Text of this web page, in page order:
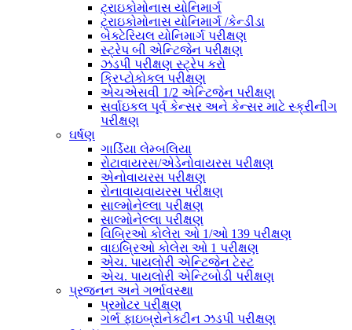
ટ્રાઇકોમોનાસ યોનિમાર્ગ
ટ્રાઇકોમોનાસ યોનિમાર્ગ /કેન્ડીડા
બેક્ટેરિયલ યોનિમાર્ગ પરીક્ષણ
સ્ટ્રેપ બી એન્ટિજેન પરીક્ષણ
ઝડપી પરીક્ષણ સ્ટ્રેપ કરો
ક્રિપ્ટોકોકલ પરીક્ષણ
એચએસવી 1/2 એન્ટિજેન પરીક્ષણ
સર્વાઇકલ પૂર્વ કેન્સર અને કેન્સર માટે સ્ક્રીનીંગ
પરીક્ષણ
ઘર્ષણ
ગાર્ડિયા લેમ્બલિયા
રોટાવાયરસ/એડેનોવાયરસ પરીક્ષણ
એનોવાયરસ પરીક્ષણ
રોનાવાયવાયરસ પરીક્ષણ
સાલ્મોનેલ્લા પરીક્ષણ
સાલ્મોનેલ્લા પરીક્ષણ
વિબ્રિઓ કોલેરા ઓ 1/ઓ 139 પરીક્ષણ
વાઇબ્રિઓ કોલેરા ઓ 1 પરીક્ષણ
એચ. પાયલોરી એન્ટિજેન ટેસ્ટ
એચ. પાયલોરી એન્ટિબોડી પરીક્ષણ
પ્રજનન અને ગર્ભાવસ્થા
પ્રમોટર પરીક્ષણ
ગર્ભ ફાઇબ્રોનેક્ટીન ઝડપી પરીક્ષણ